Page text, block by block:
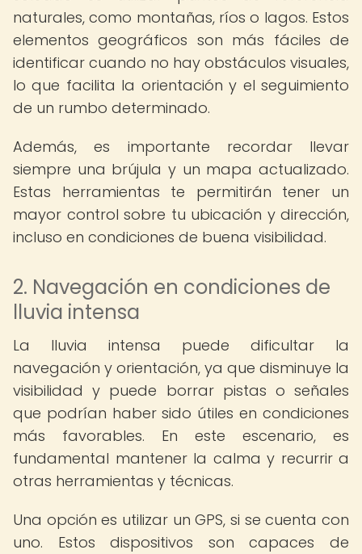
naturales, como montañas, ríos o lagos. Estos
elementos geográficos son más fáciles de
identificar cuando no hay obstáculos visuales,
lo que facilita la orientación y el seguimiento
de un rumbo determinado.
Además, es importante recordar llevar
siempre una brújula y un mapa actualizado.
Estas herramientas te permitirán tener un
mayor control sobre tu ubicación y dirección,
incluso en condiciones de buena visibilidad.
2. Navegación en condiciones de
lluvia intensa
La lluvia intensa puede dificultar la
navegación y orientación, ya que disminuye la
visibilidad y puede borrar pistas o señales
que podrían haber sido útiles en condiciones
más favorables. En este escenario, es
fundamental mantener la calma y recurrir a
otras herramientas y técnicas.
Una opción es utilizar un GPS, si se cuenta con
uno. Estos dispositivos son capaces de